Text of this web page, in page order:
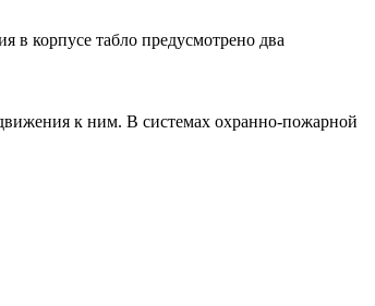
в корпусе табло предусмотрено два
к ним. В системах охранно-пожарной